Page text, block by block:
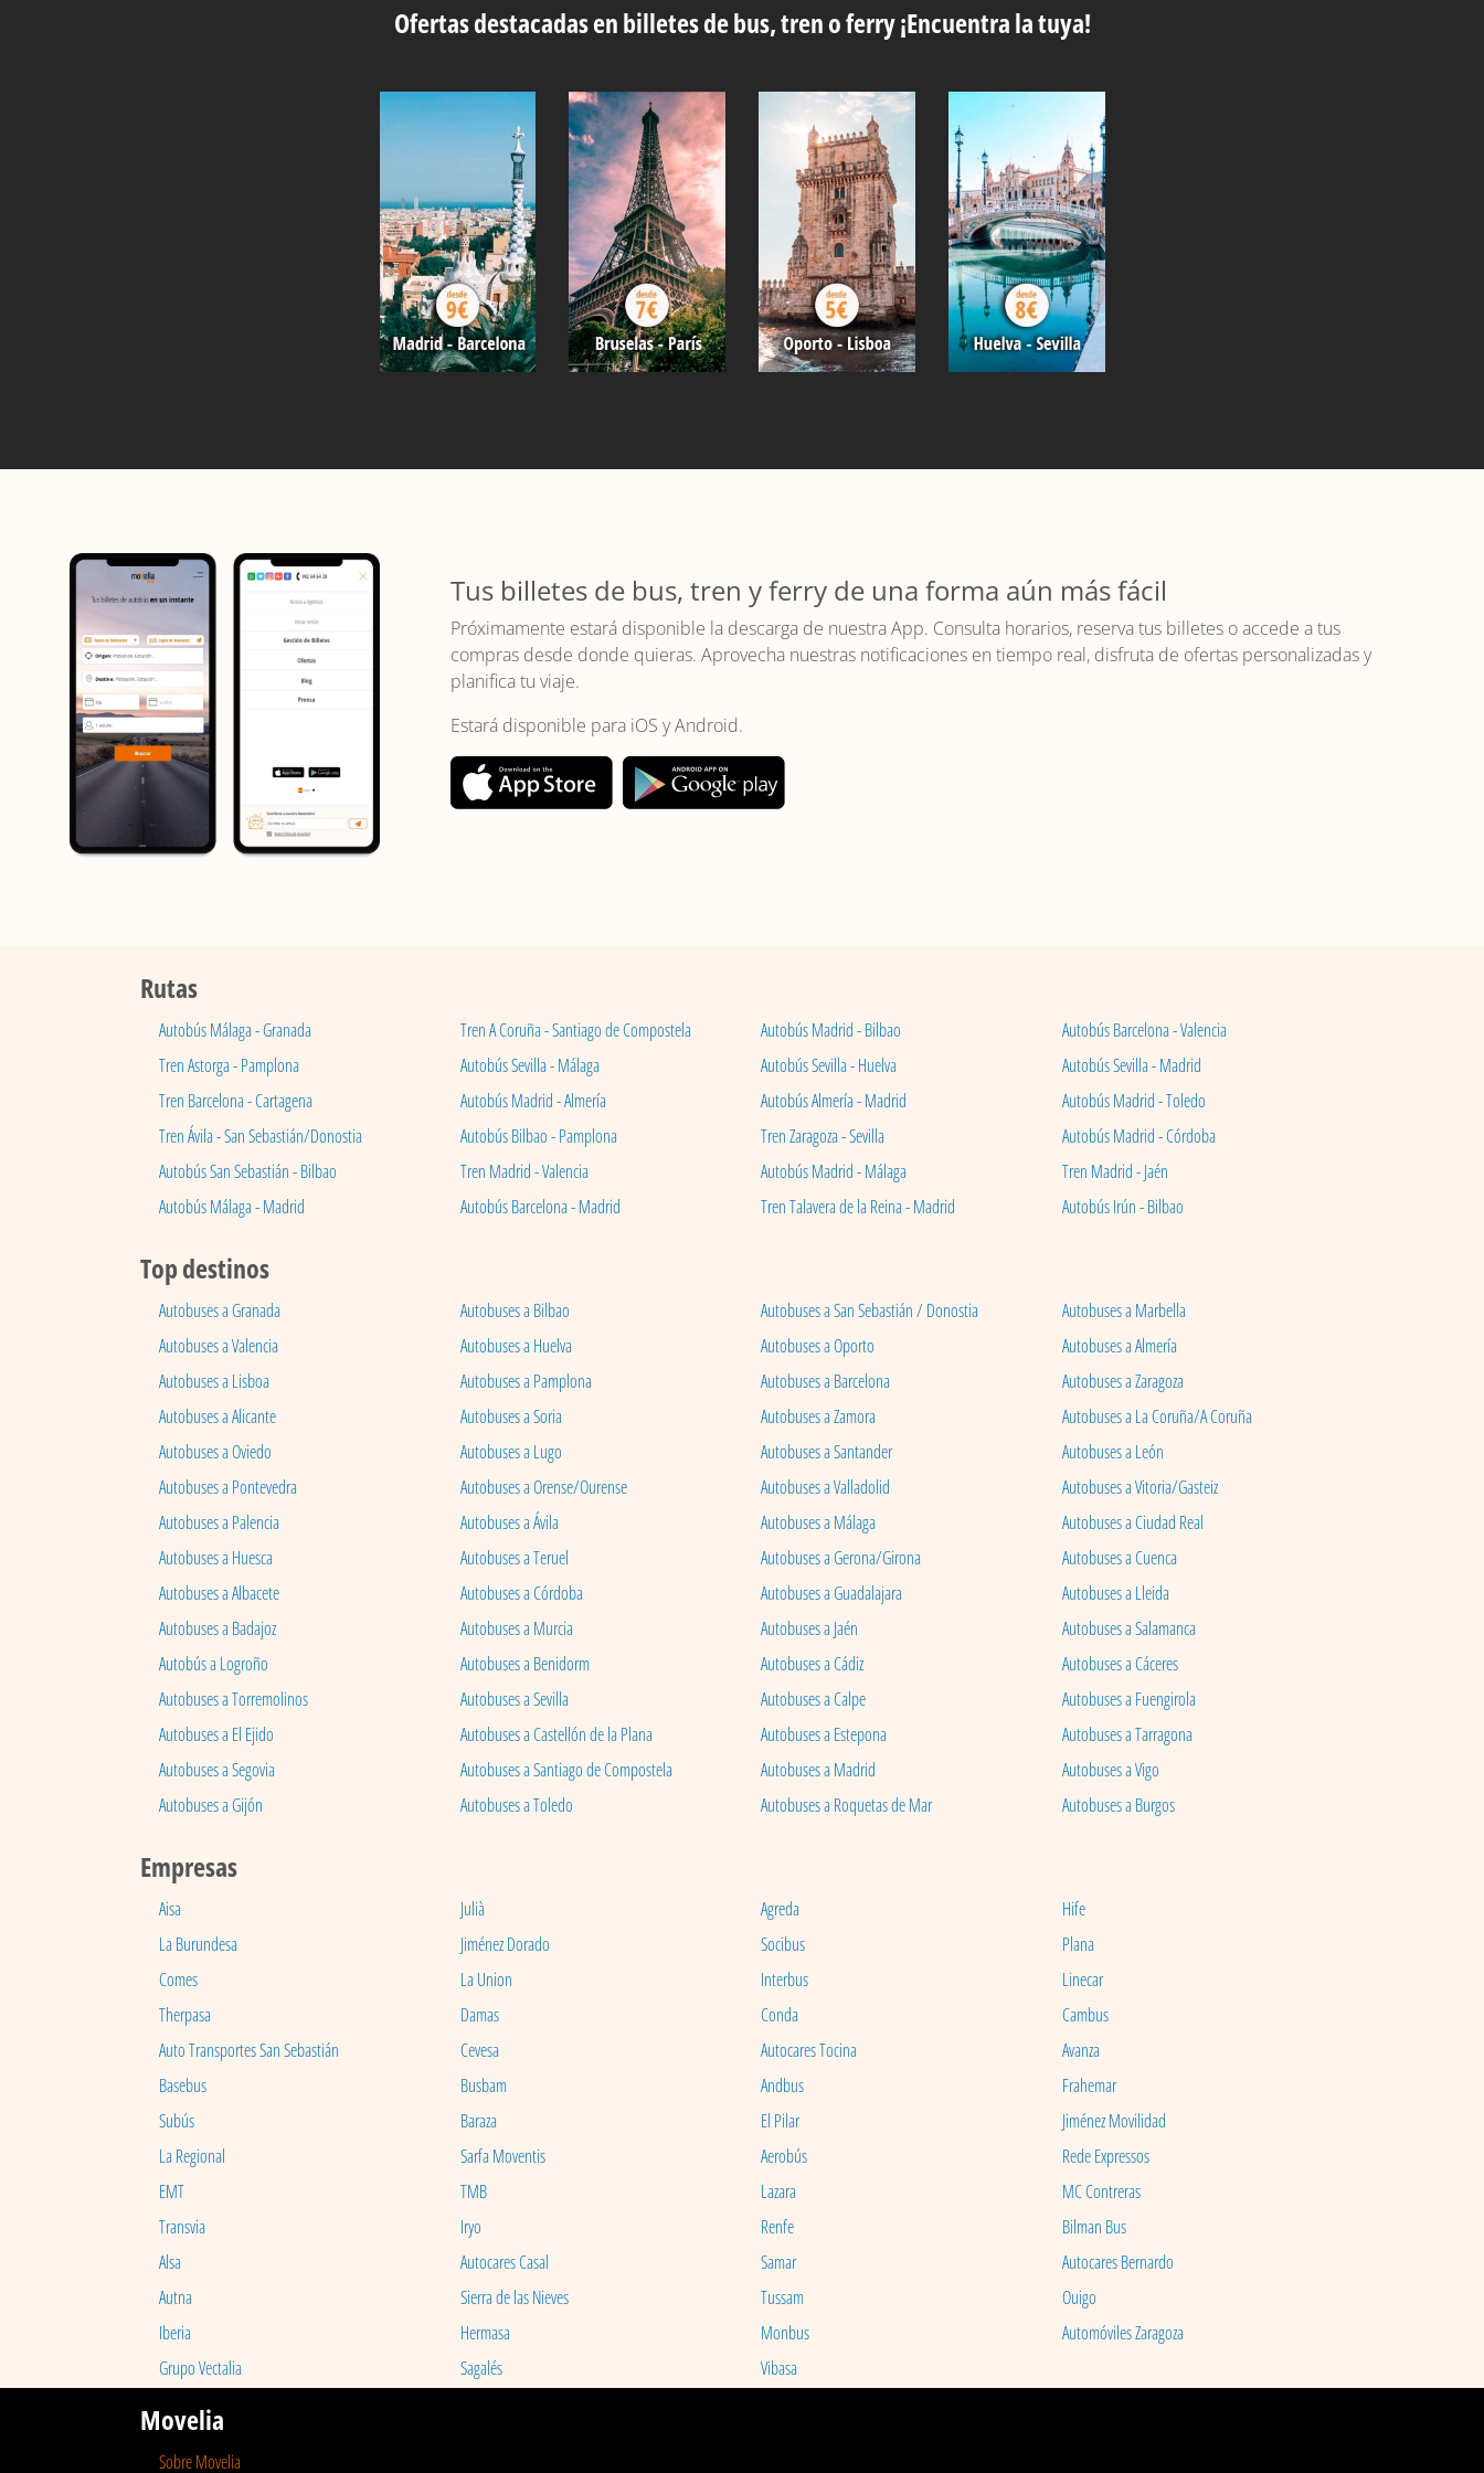
Ofertas destacadas en billetes de bus, tren o ferry ¡Encuentra la tuya!
Tus billetes de bus, tren y ferry de una forma aún más fácil
Próximamente estará disponible la descarga de nuestra App. Consulta horarios, reserva tus billetes o accede a tus
compras desde donde quieras. Aprovecha nuestras notificaciones en tiempo real, disfruta de ofertas personalizadas y
planifica tu viaje.
Estará disponible para iOS y Android.
Rutas
Autobús Málaga - Granada Tren A Coruña - Santiago de Compostela Autobús Madrid - Bilbao
Autobús Barcelona - Valencia
Tren Astorga - Pamplona
Autobús Sevilla - Málaga Autobús Sevilla - Huelva
Autobús Sevilla - Madrid
Tren Barcelona - Cartagena
Autobús Madrid - Almería Autobús Almería - Madrid
Autobús Madrid - Toledo
Tren Ávila - San Sebastián/Donostia
Autobús Bilbao - Pamplona Tren Zaragoza - Sevilla
Autobús Madrid - Córdoba
Autobús San Sebastián - Bilbao
Tren Madrid - Valencia Autobús Madrid - Málaga
Tren Madrid - Jaén
Autobús Málaga - Madrid
Autobús Barcelona - Madrid Tren Talavera de la Reina - Madrid Autobús Irún - Bilbao
Top destinos
Autobuses a Granada Autobuses a Bilbao Autobuses a San Sebastián / Donostia
Autobuses a Marbella
Autobuses a Valencia
Autobuses a Huelva Autobuses a Oporto
Autobuses a Almería
Autobuses a Lisboa
Autobuses a Pamplona Autobuses a Barcelona
Autobuses a Zaragoza
Autobuses a Alicante
Autobuses a Soria Autobuses a Zamora
Autobuses a La Coruña/A Coruña
Autobuses a Oviedo
Autobuses a Lugo Autobuses a Santander
Autobuses a León
Autobuses a Pontevedra
Autobuses a Orense/Ourense Autobuses a Valladolid
Autobuses a Vitoria/Gasteiz
Autobuses a Palencia
Autobuses a Ávila Autobuses a Málaga
Autobuses a Ciudad Real
Autobuses a Huesca
Autobuses a Teruel Autobuses a Gerona/Girona
Autobuses a Cuenca
Autobuses a Albacete
Autobuses a Córdoba Autobuses a Guadalajara
Autobuses a Lleida
Autobuses a Badajoz
Autobuses a Murcia Autobuses a Jaén
Autobuses a Salamanca
Autobús a Logroño
Autobuses a Benidorm Autobuses a Cádiz
Autobuses a Cáceres
Autobuses a Torremolinos
Autobuses a Sevilla Autobuses a Calpe
Autobuses a Fuengirola
Autobuses a El Ejido
Autobuses a Castellón de la Plana Autobuses a Estepona
Autobuses a Tarragona
Autobuses a Segovia
Autobuses a Santiago de Compostela Autobuses a Madrid
Autobuses a Vigo
Autobuses a Gijón
Autobuses a Toledo Autobuses a Roquetas de Mar Autobuses a Burgos
Empresas
Aisa Julià Agreda
Hife
La Burundesa
Jiménez Dorado Socibus
Plana
Comes
La Union Interbus
Linecar
Therpasa
Damas Conda
Cambus
Auto Transportes San Sebastián
Cevesa Autocares Tocina
Avanza
Basebus
Busbam Andbus
Frahemar
Subús
Baraza El Pilar
Jiménez Movilidad
La Regional
Sarfa Moventis Aerobús
Rede Expressos
EMT
TMB Lazara
MC Contreras
Transvia
Iryo Renfe
Bilman Bus
Alsa
Autocares Casal Samar
Autocares Bernardo
Autna
Sierra de las Nieves Tussam
Ouigo
Iberia
Hermasa Monbus
Automóviles Zaragoza
Grupo Vectalia
Sagalés Vibasa
Movelia
Sobre Movelia